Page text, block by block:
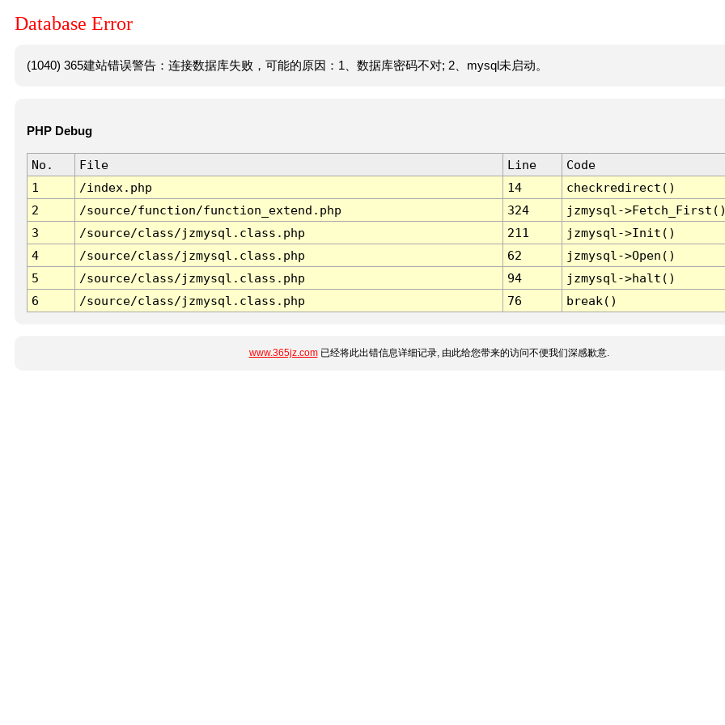
Database Error
(1040) 365建站错误警告：连接数据库失败，可能的原因：1、数据库密码不对; 2、mysql未启动。
PHP Debug
No. File Line
Code
1
/index.php 14
checkredirect()
2
/source/function/function_extend.php 324
jzmysql-
3
/source/class/jzmysql.class.php 211
jzmysql->Init()
4
/source/class/jzmysql.class.php 62
jzmysql->Open()
5
/source/class/jzmysql.class.php 94
jzmysql->halt()
6
/source/class/jzmysql.class.php 76 break()
www.365jz.com已经将此出错信息详细记录, 由此给您带来的访问不便我们深感歉意.